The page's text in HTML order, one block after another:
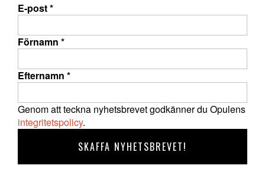
E-post*
Förnamn *
Efternamn *
Genom att teckna nyhetsbrevet godkänner du Opulens
integritetspolicy.